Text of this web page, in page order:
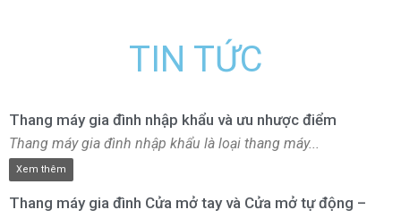
TIN TỨC
Thang máy gia đình nhập khẩu và ưu nhược điểm
Thang máy gia đình nhập khẩu là loại thang máy...
Xem thêm
Thang máy gia đình Cửa mở tay và Cửa mở tự động –